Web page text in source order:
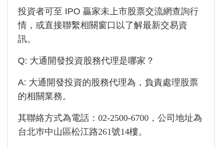
投資者可至 IPO 贏家未上市股票交流網查詢行
情，或直接聯繫相關窗口以了解最新交易資
訊。
Q: 大通開發投資股務代理是哪家？
A: 大通開發投資的股務代理為 ，負責處理股票
的相關業務。
其聯絡方式為電話： 02-2500-6700 ，公司地址為
台北巿中山區松江路261號14樓。